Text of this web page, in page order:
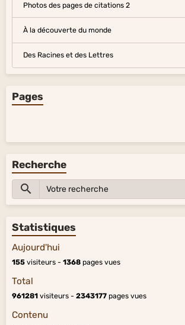
Photos des pages de citations 2
À la découverte du monde
Des Racines et des Lettres
Pages
Recherche
Statistiques
Aujourd'hui
155 visiteurs - 1368 pages vues
Total
961281 visiteurs - 2343177 pages vues
Contenu